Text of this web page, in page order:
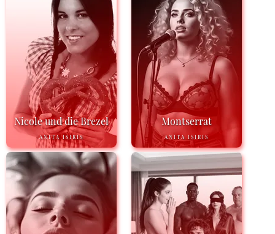
Nicole und die Brezel
ANITA ISIRIS
Montserrat
ANITA ISIRIS